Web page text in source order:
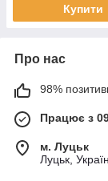
Купити
Про нас
98%
Працює з
м. Луцьк
Луцьк,